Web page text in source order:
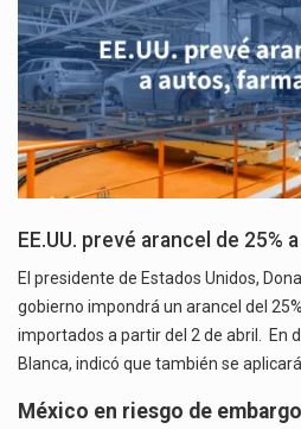
EE.UU. prevé arancel de 25%
El presidente de Estados Unidos,
gobierno impondrá un arancel del
importados a partir del 2 de abril. En
Blanca, indicó que también se
México en riesgo de